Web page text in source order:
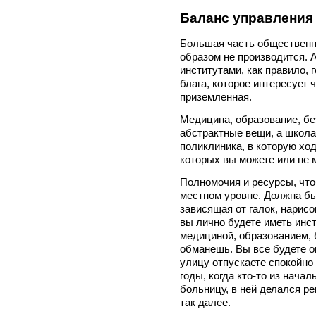
Баланс управления
Большая часть
образом не производится.
институтами, как
блага, которое интересует
приземленная.
Медицина, образование,
абстрактные вещи, а
поликлиника, в которую
которых вы можете или не
Полномочия и ресурсы,
местном уровне. Должна
зависящая от галок,
вы лично будете иметь
медициной, образованием,
обманешь. Вы все будете
улицу отпускаете
годы, когда кто-то из
больницу, в ней делался
так далее.